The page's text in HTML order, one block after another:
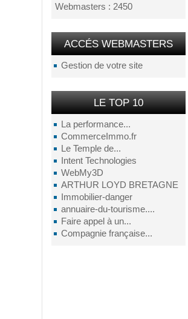
Webmasters : 2450
ACCÉS WEBMASTERS
Gestion de votre site
LE TOP 10
La performance...
CommerceImmo.fr
Le Temple de...
Intent Technologies
WebMy3D
ARTHUR LOYD BRETAGNE
Immobilier-danger
annuaire-du-tourisme....
Faire appel à un...
Compagnie française...